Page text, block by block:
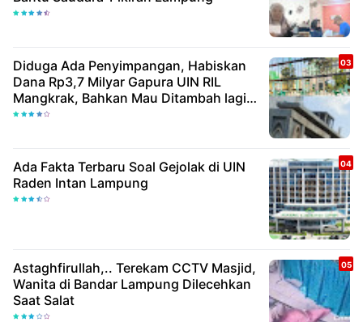
Diduga Ada Penyimpangan, Habiskan
Dana Rp3,7 Milyar Gapura UIN RIL
Mangkrak, Bahkan Mau Ditambah lagi 7
Milyar
Ada Fakta Terbaru Soal Gejolak di UIN
Raden Intan Lampung
Astaghfirullah,.. Terekam CCTV Masjid,
Wanita di Bandar Lampung Dilecehkan
Saat Salat